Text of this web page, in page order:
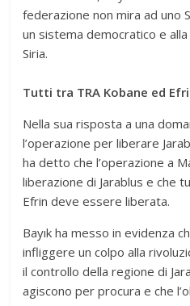
federazione non mira ad uno
un sistema democratico e
Siria.
Tutti tra TRA Kobane ed
Nella sua risposta a una
l’operazione per liberare
ha detto che l’operazione a
liberazione di Jarablus e che
Efrin deve essere liberata.
Bayık ha messo in evidenza
infliggere un colpo alla
il controllo della regione di
agiscono per procura e che